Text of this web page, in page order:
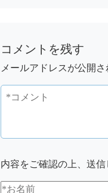
コメントを残す
メールアドレスが公開
内容をご確認の上、送信